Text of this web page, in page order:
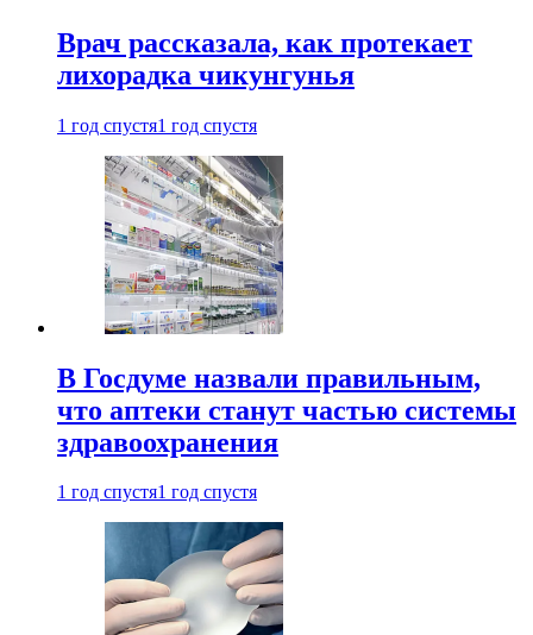
Врач рассказала, как протекает
лихорадка чикунгунья
1 год спустя1 год спустя
В Госдуме назвали правильным,
что аптеки станут частью системы
здравоохранения
1 год спустя1 год спустя